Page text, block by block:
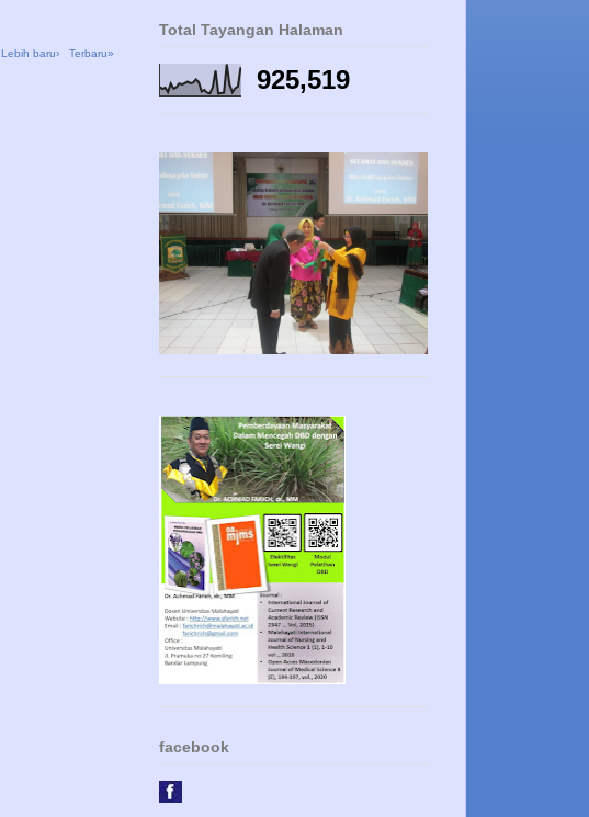
Lebih baru› Terbaru»
Total Tayangan Halaman
925,519
facebook